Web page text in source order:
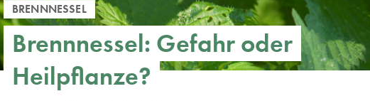
BRENNNESSEL
Brennnessel: Gefahr oder
Heilpflanze?